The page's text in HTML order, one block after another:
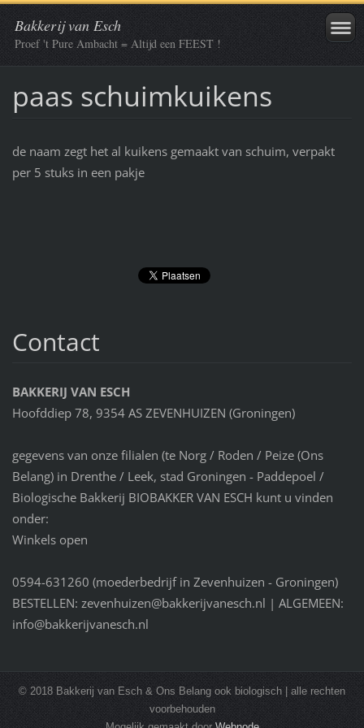
Bakkerij van Esch
Proef 't Pure Ambacht = Altijd een FEEST !
paas schuimkuikens
de naam zegt het al kuikens gemaakt van schuim, verpakt
per 5 stuks in een pakje
Contact
BAKKERIJ VAN ESCH
Hoofddiep 78, 9354 AS ZEVENHUIZEN (Groningen)
gegevens van onze filialen (te Norg / Roden / Peize (Ons
Belang) in Drenthe / Leek, stad Groningen - Paddepoel /
Biologische Bakkerij BIOBAKKER VAN ESCH kunt u vinden
onder:
Winkels open
0594-631260 (moederbedrijf in Zevenhuizen - Groningen)
BESTELLEN: zevenhuizen@bakkerijvanesch.nl | ALGEMEEN:
info@bakkerijvanesch.nl
© 2018 Bakkerij van Esch & Ons Belang ook biologisch | alle rechten
voorbehouden